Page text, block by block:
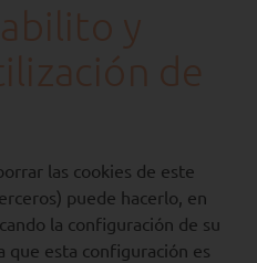
y
de
las cookies de este
puede hacerlo, en
la configuración de su
que esta configuración es